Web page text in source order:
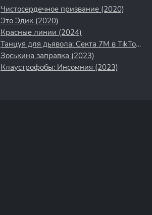
Чистосердечное призвание (2020)
Это Эдик (2020)
Красные линии (2024)
Танцуя для дьявола: Секта 7M в TikTok (2024)
Зоськина заправка (2023)
Клаустрофобы: Инсомния (2023)